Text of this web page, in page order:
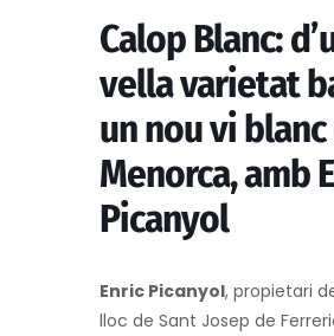
Calop Blanc:
vella varietat
un nou vi
Menorca, amb
Picanyol
Enric Picanyol, propietari
lloc de Sant Josep de